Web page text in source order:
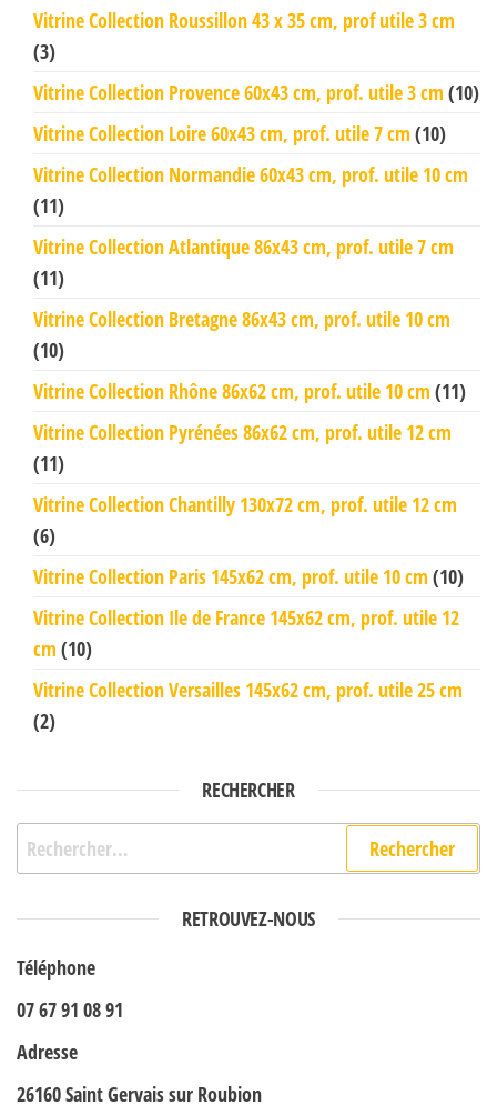
Vitrine Collection Roussillon 43 x 35 cm, prof utile 3 cm
(3)
Vitrine Collection Provence 60x43 cm, prof. utile 3 cm (10)
Vitrine Collection Loire 60x43 cm, prof. utile 7 cm (10)
Vitrine Collection Normandie 60x43 cm, prof. utile 10 cm
(11)
Vitrine Collection Atlantique 86x43 cm, prof. utile 7 cm
(11)
Vitrine Collection Bretagne 86x43 cm, prof. utile 10 cm
(10)
Vitrine Collection Rhône 86x62 cm, prof. utile 10 cm (11)
Vitrine Collection Pyrénées 86x62 cm, prof. utile 12 cm
(11)
Vitrine Collection Chantilly 130x72 cm, prof. utile 12 cm
(6)
Vitrine Collection Paris 145x62 cm, prof. utile 10 cm (10)
Vitrine Collection Ile de France 145x62 cm, prof. utile 12
cm (10)
Vitrine Collection Versailles 145x62 cm, prof. utile 25 cm
(2)
RECHERCHER
Rechercher :
RETROUVEZ-NOUS
Téléphone
07 67 91 08 91
Adresse
26160 Saint Gervais sur Roubion